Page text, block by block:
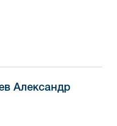
Александр